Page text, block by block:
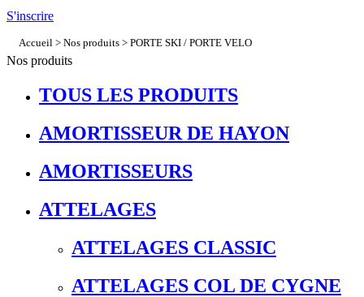
S'inscrire
Accueil > Nos produits > PORTE SKI / PORTE VELO
Nos produits
TOUS LES PRODUITS
AMORTISSEUR DE HAYON
AMORTISSEURS
ATTELAGES
ATTELAGES CLASSIC
ATTELAGES COL DE CYGNE